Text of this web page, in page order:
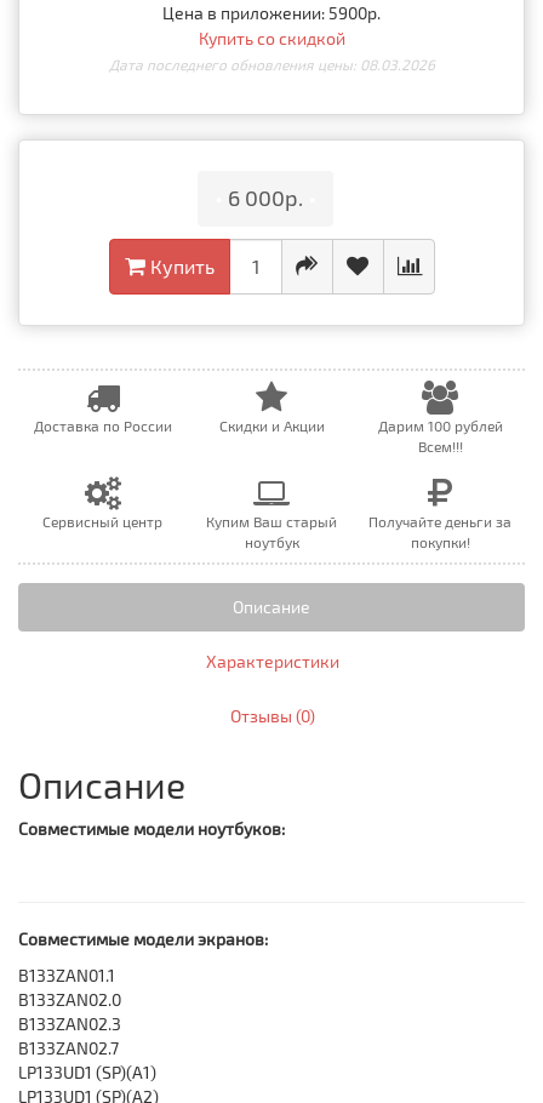
Цена в приложении: 5900р.
Купить со скидкой
Дата последнего обновления цены: 08.03.2026
6 000р.
Купить
Доставка по России Скидки и Акции
Дарим 100 рублей
Всем!!!
Сервисный центр
Купим Ваш старый
ноутбук
Получайте деньги за
покупки!
Описание
Характеристики
Отзывы (0)
Описание
Совместимые модели ноутбуков:
Совместимые модели экранов:
B133ZAN01.1
B133ZAN02.0
B133ZAN02.3
B133ZAN02.7
LP133UD1 (SP)(A1)
LP133UD1 (SP)(A2)